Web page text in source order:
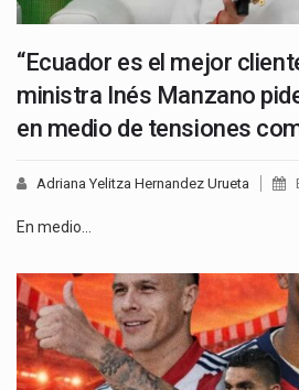
“Ecuador es el mejor
ministra Inés Manzano
en medio de tensiones
Adriana Yelitza Hernandez Urueta
En medio…